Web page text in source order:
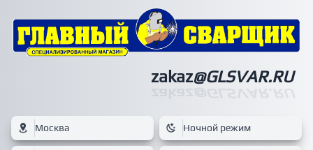
zakaz@GLSVAR.RU
Москва Ночной режим